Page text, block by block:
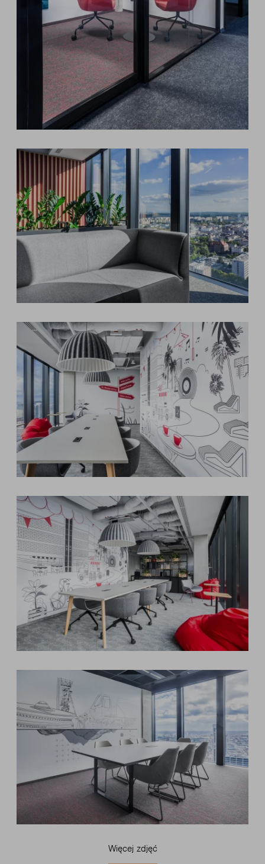
Więcej zdjęć